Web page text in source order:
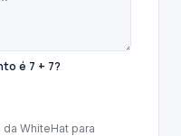
é 7 + 7?
WhiteHat para